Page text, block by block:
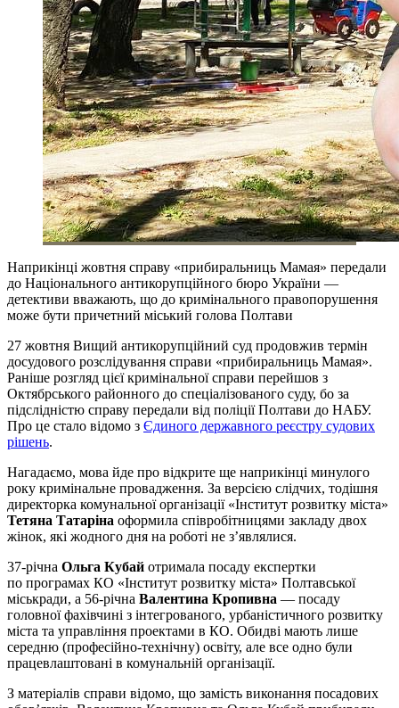
Наприкінці жовтня справу «прибиральниць Мамая» передали
до Національного антикорупційного бюро України —
детективи вважають, що до кримінального правопорушення
може бути причетний міський голова Полтави
27 жовтня Вищий антикорупційний суд продовжив термін
досудового розслідування справи «прибиральниць Мамая».
Раніше розгляд цієї кримінальної справи перейшов з
Октябрського районного до спеціалізованого суду, бо за
підслідністю справу передали від поліції Полтави до НАБУ.
Про це стало відомо з Єдиного державного реєстру судових
рішень.
Нагадаємо, мова йде про відкрите ще наприкінці минулого
року кримінальне провадження. За версією слідчих, тодішня
директорка комунальної організації «Інститут розвитку міста»
Тетяна Татаріна оформила співробітницями закладу двох
жінок, які жодного дня на роботі не з’являлися.
37-річна Ольга Кубай отримала посаду експертки
по програмах КО «Інститут розвитку міста» Полтавської
міськради, а 56-річна Валентина Кропивна — посаду
головної фахівчині з інтегрованого, урбаністичного розвитку
міста та управління проектами в КО. Обидві мають лише
середню (професійно-технічну) освіту, але все одно були
працевлаштовані в комунальній організації.
З матеріалів справи відомо, що замість виконання посадових